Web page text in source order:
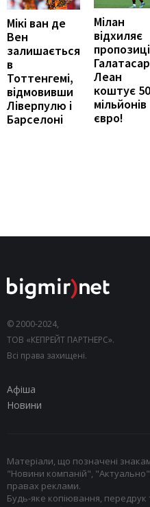
Мікі ван де
Вен
залишається
в
Тоттенгемі,
відмовивши
Ліверпулю і
Барселоні
Мілан
відхиляє
Леан
коштує 50
мільйонів
євро!
© 2000-2024,
ТОВ «КЕПРЕЙТ ПАРТНЕРС».
Всі права захищені.
Афіша
Новини
Матеріали, що позначені
"Новини компаній",
правах реклами.
Будь-яке копіювання, передрук